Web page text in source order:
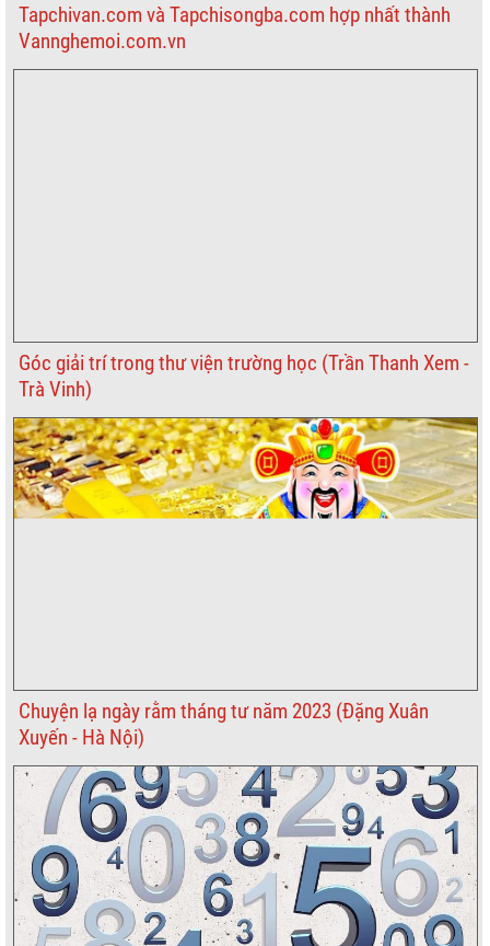
Tapchivan.com và Tapchisongba.com hợp nhất thành
Vannghemoi.com.vn
Góc giải trí trong thư viện trường học (Trần Thanh Xem -
Trà Vinh)
Chuyện lạ ngày rằm tháng tư năm 2023 (Đặng Xuân
Xuyến - Hà Nội)